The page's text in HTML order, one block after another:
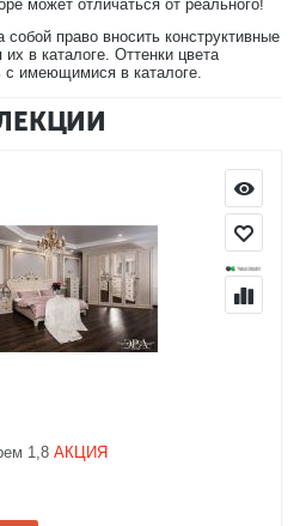
может отличаться от реального!
собой право вносить конструктивные
в каталоге. Оттенки цвета
с имеющимися в каталоге.
1,8 АКЦИЯ